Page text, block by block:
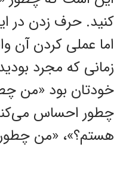
کنید. حرف زدن در
اما عملی کردن آن
زمانی که مجرد
خودتان بود «من
چطور احساس
هستم؟»، «من چطور